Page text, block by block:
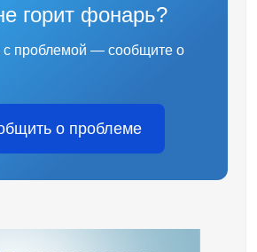
горит фонарь?
с проблемой — сообщите о
о проблеме